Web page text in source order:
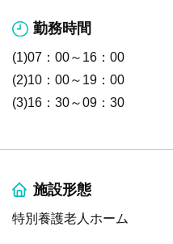
勤務時間
(1)07：00～16：00
(2)10：00～19：00
(3)16：30～09：30
施設形態
特別養護老人ホーム